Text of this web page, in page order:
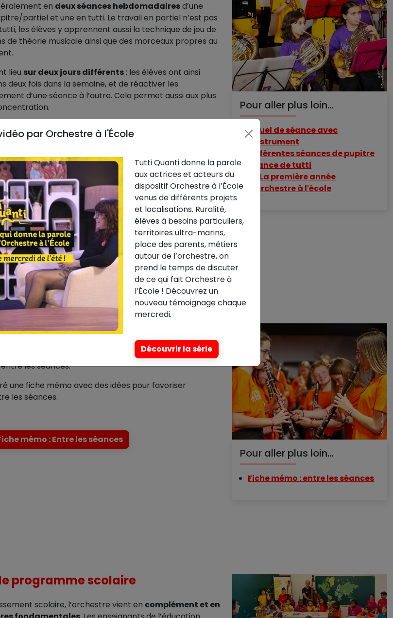
en deux séances hebdomadairesd’une
partiel et une en tutti. Le travail en partiel n’est pas
les élèves y apprennent aussi la technique de jeu de
de théorie musicale ainsi que des morceaux propres au
lieu sur deux jours différents; les élèves ont ainsi
deux fois dans la semaine, et de réactiver les
d’une séance à l’autre. Cela permet aussi aux plus
lieu
dans l’établissement scolaire
l’école de musique ou dans un autre lieu
salle des fêtes, salle de répétition de l’harmonie,
le temps d’installation des élèves, de montage de
n’est pas à négliger. Il est judicieux de mettre les élèves
leur autonomie et la notion de solidarité dans le
eux le rituel d’installation, d’accordage et de
Pour aller plus loin...
Rituel de séance avec
l'instrument
Différentes séances de pupitre
Séance de tutti
La première année
d'orchestre à l'école
de résonance possible dans la vie des élèves, il est
les séances.
une fiche mémo avec des idées pour favoriser
les séances.
mémo : Entre les séances
Pour aller plus loin...
Fiche mémo : entre les séances
programme scolaire
scolaire, l’orchestre vient en complément et en
par Orchestre à l'École
Tutti Quanti donne la parole
aux actrices et acteurs du
dispositif Orchestre à l’École
venus de différents projets
et localisations. Ruralité,
élèves à besoins particuliers,
territoires ultra-marins,
place des parents, métiers
autour de l’orchestre, on
prend le temps de discuter
de ce qui fait Orchestre à
l’École ! Découvrez un
nouveau témoignage chaque
mercredi.
Découvrir la série